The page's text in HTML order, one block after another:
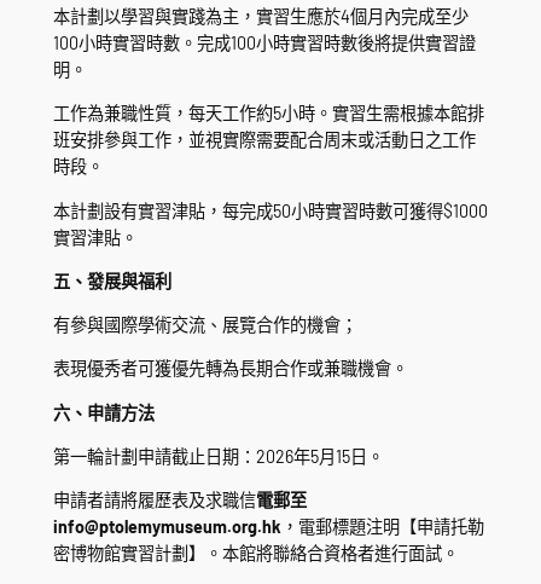
本計劃以學習與實踐為主，實習生應於4個月內完成至少
100小時實習時數。完成100小時實習時數後將提供實習證
明。
工作為兼職性質，每天工作約5小時。實習生需根據本館排
班安排參與工作，並視實際需要配合周末或活動日之工作
時段。
本計劃設有實習津貼，每完成50小時實習時數可獲得$1000
實習津貼。
五、發展與福利
有參與國際學術交流、展覽合作的機會；
表現優秀者可獲優先轉為長期合作或兼職機會。
六、申請方法
第一輪計劃申請截止日期：2026年5月15日。
申請者請將履歷表及求職信電郵至
info@ptolemymuseum.org.hk ，電郵標題注明【申請托勒
密博物館實習計劃】。本館將聯絡合資格者進行面試。